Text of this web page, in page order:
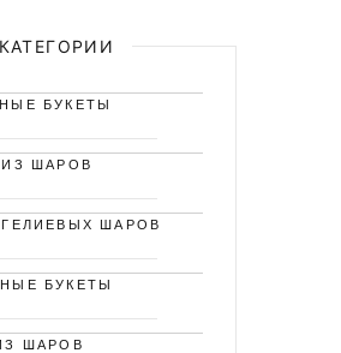
КАТЕГОРИИ
БУКЕТЫ
ШАРОВ
ШАРОВ
БУКЕТЫ
ШАРОВ